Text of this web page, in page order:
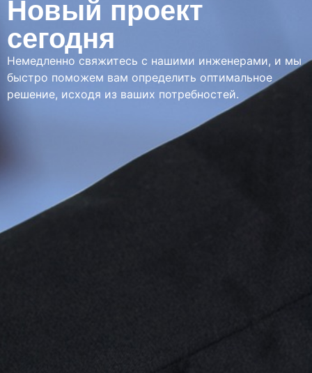
Новый проект
сегодня
Немедленно свяжитесь с нашими инженерами, и мы
быстро поможем вам определить оптимальное
решение, исходя из ваших потребностей.